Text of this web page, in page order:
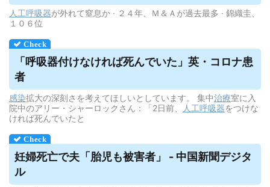
人工呼吸器が外れて窒息か · ２４年、Ｍ＆Ａが過去最多 · 錦織圭、
１０６位
「 呼吸器付けなければ死んでいた」英・コロナ患
者
感染拡大の深刻さを考えてほしいとしています。 集中治療室に入
院中のアリー・シャーロックさん：「2日前、
人工呼吸器をつけな
ければ死んでいたと
妊婦死亡で夫「胎児も被害者」 - 中国新聞デジタ
ル